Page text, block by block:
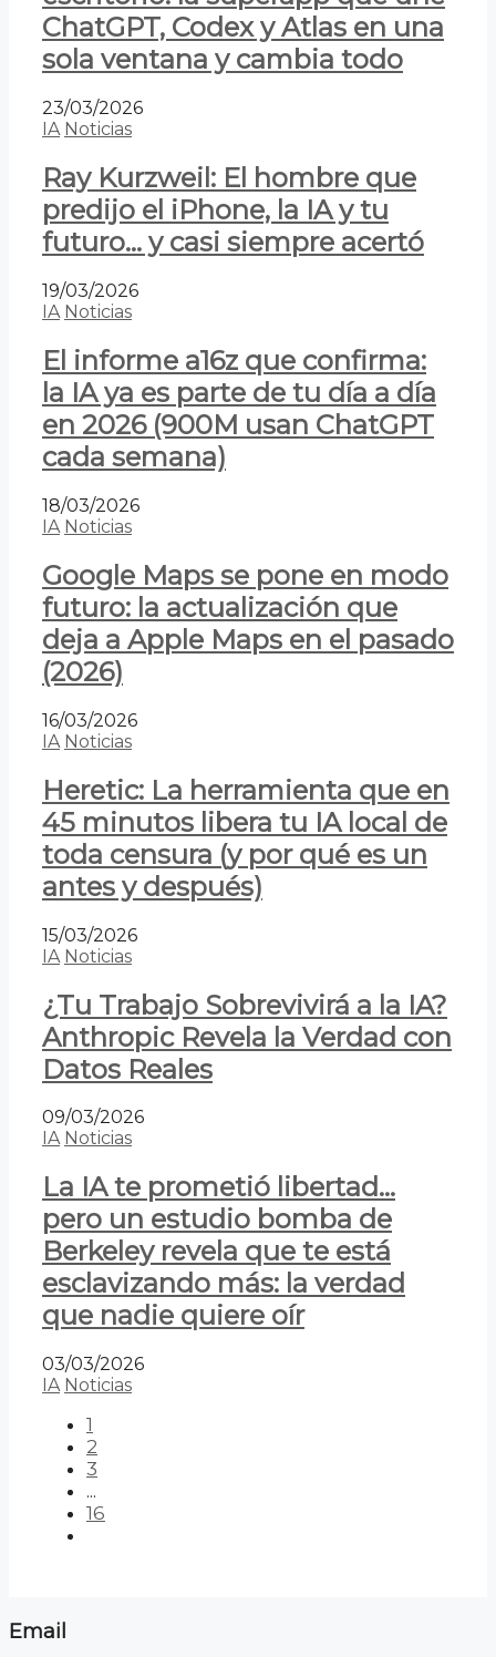
ChatGPT, Codex y Atlas en una
sola ventana y cambia todo
23/03/2026
IA Noticias
Ray Kurzweil: El hombre que
predijo el iPhone, la IA y tu
futuro… y casi siempre acertó
19/03/2026
IA Noticias
El informe a16z que confirma:
la IA ya es parte de tu día a día
en 2026 (900M usan ChatGPT
cada semana)
18/03/2026
IA Noticias
Google Maps se pone en modo
futuro: la actualización que
deja a Apple Maps en el pasado
(2026)
16/03/2026
IA Noticias
Heretic: La herramienta que en
45 minutos libera tu IA local de
toda censura (y por qué es un
antes y después)
15/03/2026
IA Noticias
¿Tu Trabajo Sobrevivirá a la IA?
Anthropic Revela la Verdad con
Datos Reales
09/03/2026
IA Noticias
La IA te prometió libertad…
pero un estudio bomba de
Berkeley revela que te está
esclavizando más: la verdad
que nadie quiere oír
03/03/2026
IA Noticias
1
2
3
...
16
Email